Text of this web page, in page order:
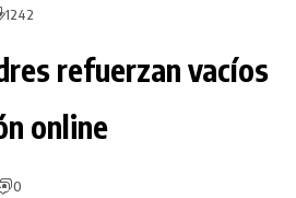
1242
refuerzan vacíos
online
0